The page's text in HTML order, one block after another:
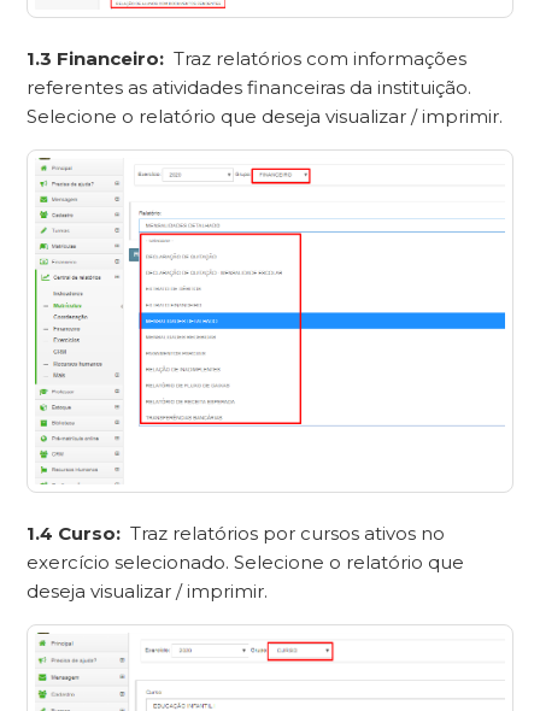
1.3 Financeiro: Traz relatórios com informações
referentes as atividades financeiras da instituição.
Selecione o relatório que deseja visualizar / imprimir.
1.4 Curso: Traz relatórios por cursos ativos no
exercício selecionado. Selecione o relatório que
deseja visualizar / imprimir.